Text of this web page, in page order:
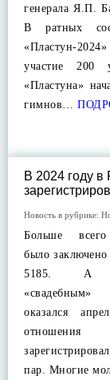
генерала Я.П.
В ратных
«Пластун-
участие 200
«Пластуна»
гимнов…
В 2024 году в
Новость в рубрике:
Больше
было
5185. А
«свадебным»
оказался
отношения
пар. Многие